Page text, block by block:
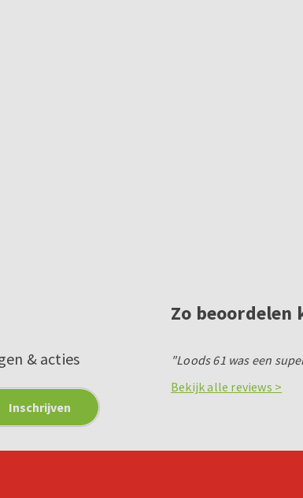
& acties
Zo beoordelen
"Loods 61 was een
Bekijk alle reviews >